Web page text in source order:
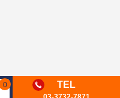
0 TEL